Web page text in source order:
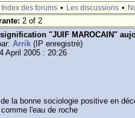
Index des forums • Les discussions •
2 of 2
signification "JUIF MAROCAIN"
Arrik (IP enregistrè)
April 2005 : 20:26
la bonne sociologie positive en
comme l'eau de roche